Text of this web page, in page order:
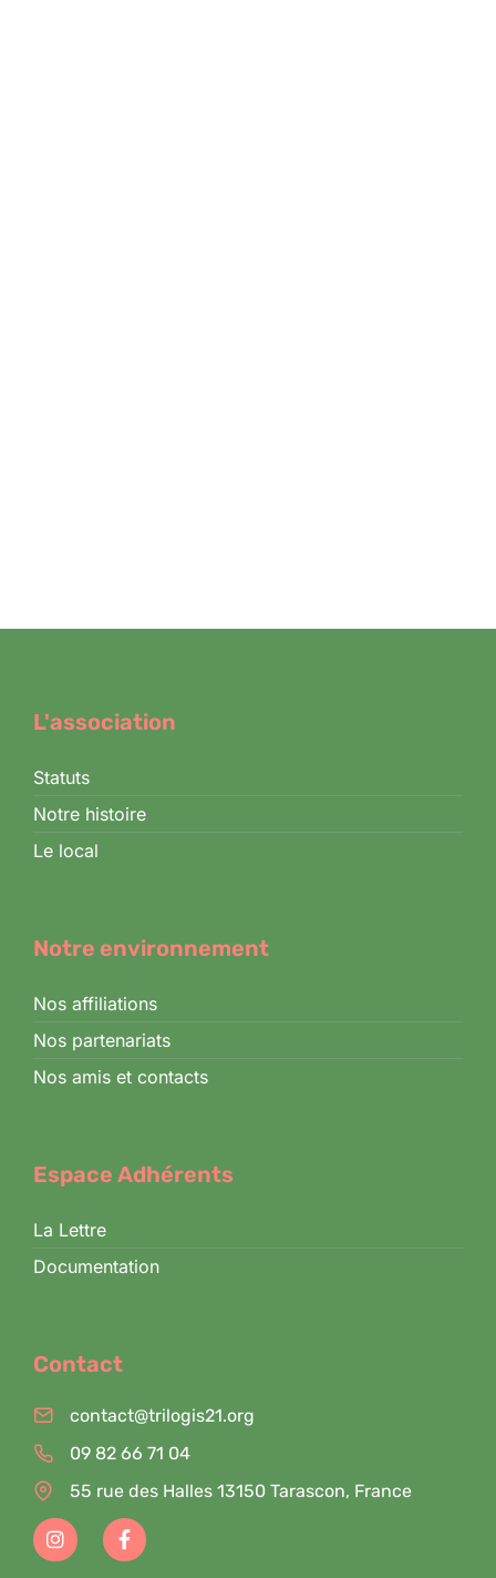
L'association
Statuts
Notre histoire
Le local
Notre environnement
Nos affiliations
Nos partenariats
Nos amis et contacts
Espace Adhérents
La Lettre
Documentation
Contact
contact@trilogis21.org
09 82 66 71 04
55 rue des Halles 13150 Tarascon, France